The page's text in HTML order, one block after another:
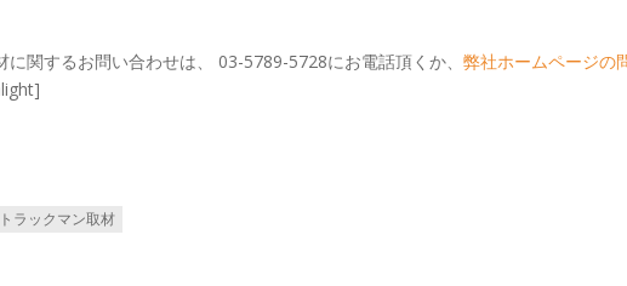
関するお問い合わせは、 03-5789-5728にお電話頂くか、 弊社ホームページの
トラックマン取材